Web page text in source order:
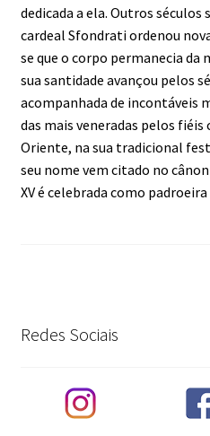
dedicada a ela. Outros séculos
cardeal Sfondrati ordenou
se que o corpo permanecia da
sua santidade avançou pelos
acompanhada de incontáveis
das mais veneradas pelos
Oriente, na sua tradicional
seu nome vem citado no
XV é celebrada como
Redes Sociais